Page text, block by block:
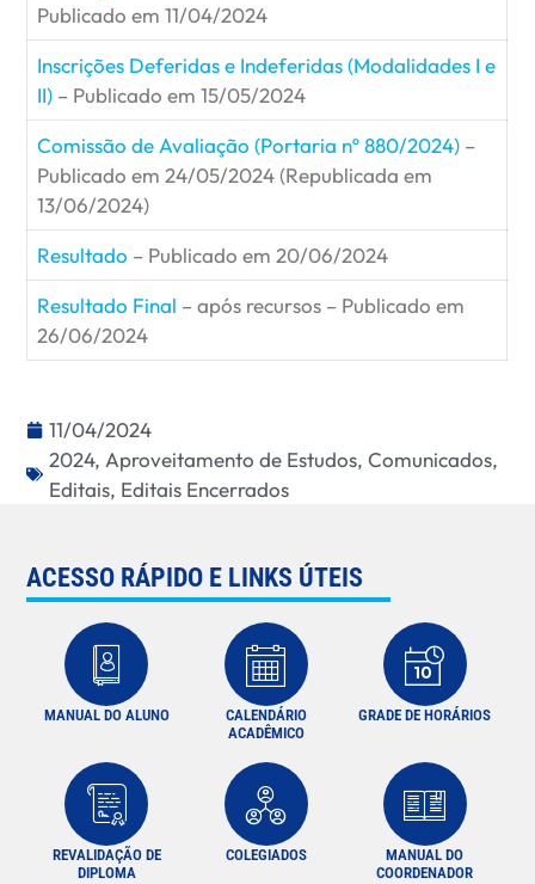
Publicado em 11/04/2024
Inscrições Deferidas e Indeferidas (Modalidades I e
II) – Publicado em 15/05/2024
Comissão de Avaliação (Portaria nº 880/2024) –
Publicado em 24/05/2024 (Republicada em
13/06/2024)
Resultado – Publicado em 20/06/2024
Resultado Final – após recursos – Publicado em
26/06/2024
11/04/2024
2024,Aproveitamento de Estudos,Comunicados,
Editais, Editais Encerrados
ACESSO RÁPIDO E LINKS ÚTEIS
MANUAL DO ALUNO
CALENDÁRIO
ACADÊMICO
GRADE DE HORÁRIOS
REVALIDAÇÃO DE
DIPLOMA
COLEGIADOS
MANUAL DO
COORDENADOR